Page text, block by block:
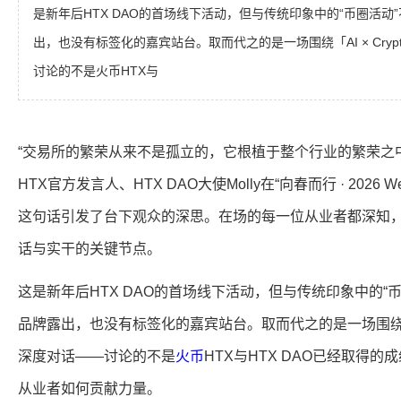
是新年后HTX DAO的首场线下活动，但与传统印象中的“币圈活动
出，也没有标签化的嘉宾站台。取而代之的是一场围绕「AI ×
讨论的不是火币HTX与
“交易所的繁荣从来不是孤立的，它根植于整个行业的繁荣之
HTX官方发言人、HTX DAO大使Molly在“向春而行 · 2026
这句话引发了台下观众的深思。在场的每一位从业者都深知
话与实干的关键节点。
这是新年后HTX DAO的首场线下活动，但与传统印象中的“
品牌露出，也没有标签化的嘉宾站台。取而代之的是一场围
深度对话——讨论的不是火币 HTX与HTX DAO已经取得的
从业者如何贡献力量。